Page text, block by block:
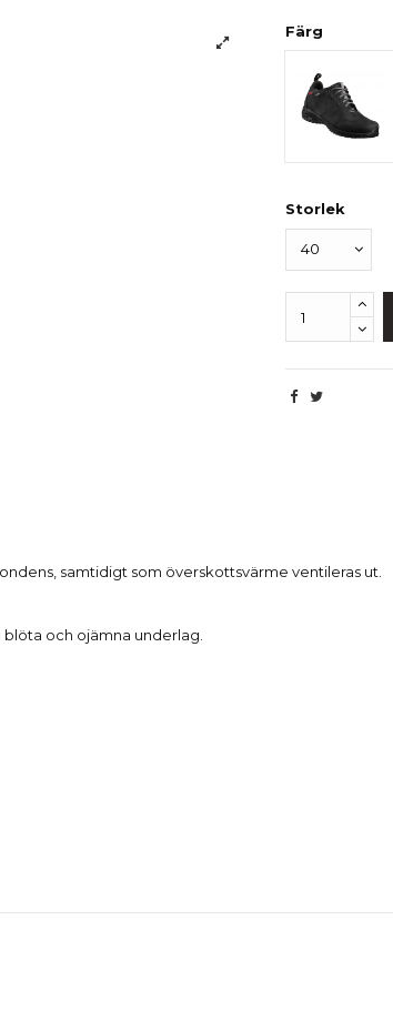
Färg
Storlek
samtidigt som överskottsvärme ventileras ut.
och ojämna underlag.